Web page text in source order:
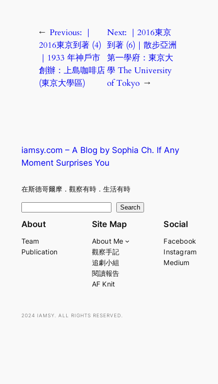
← Previous: ｜
2016東京到著 (4)
｜1933 年神戶市
創辦：上島咖啡店
(東京大學區)
Next: ｜2016東京
到著 (6)｜散步亞洲
第一學府：東京大
學 The University
of Tokyo →
iamsy.com – A Blog by Sophia Ch. If Any
Moment Surprises You
在斯德哥爾摩．觀察有時．生活有時
e
r
Search
About
Team
Publication
Site Map
About Me
觀察手記
追劇小組
閱讀報告
AF Knit
Social
Facebook
Instagram
Medium
2024 IAMSY. ALL RIGHTS RESERVED.